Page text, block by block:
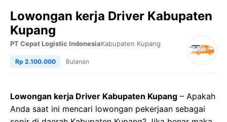
Lowongan kerja Driver Kabupaten
Kupang
PT Cepat Logistic IndonesiaKabupaten Kupang
Rp 2.100.000 Bulanan
Lowongan kerja Driver Kabupaten Kupang – Apakah
Anda saat ini mencari lowongan pekerjaan sebagai